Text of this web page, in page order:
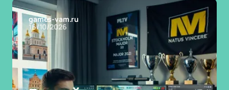
games-vam.ru
16/10/2026